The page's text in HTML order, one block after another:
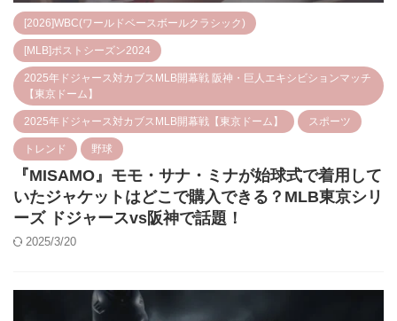
[2026]WBC(ワールドベースボールクラシック)
[MLB]ポストシーズン2024
2025年ドジャース対カブスMLB開幕戦 阪神・巨人エキシビションマッチ
【東京ドーム】
2025年ドジャース対カブスMLB開幕戦【東京ドーム】 スポーツ
トレンド 野球
『MISAMO』モモ・サナ・ミナが始球式で着用して
いたジャケットはどこで購入できる？MLB東京シリ
ーズ ドジャースvs阪神で話題！
2025/3/20